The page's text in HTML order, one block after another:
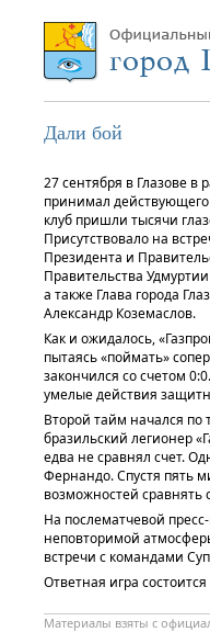
Дали бой
27 сентября в Глазове
принимал
клуб пришли тысячи
Присутствовало на
Президента и
Правительства
а также Глава города
Александр Коземаслов.
Как и ожидалось,
пытаясь «поймать»
закончился со счетом
умелые действия
Второй тайм начался
бразильский легионер
едва не сравнял счет.
Фернандо. Спустя пять
возможностей сравнять
На послематчевой
неповторимой
встречи с командами
Ответная игра
Материалы взяты с